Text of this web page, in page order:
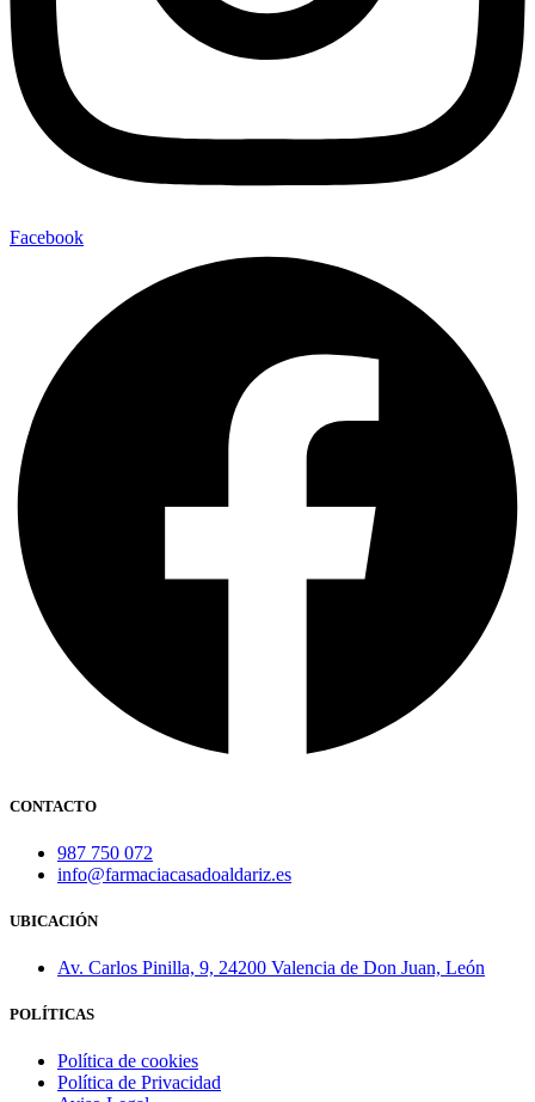
Facebook
CONTACTO
987 750 072
info@farmaciacasadoaldariz.es
UBICACIÓN
Av. Carlos Pinilla, 9, 24200 Valencia de Don Juan, León
POLÍTICAS
Política de cookies
Política de Privacidad